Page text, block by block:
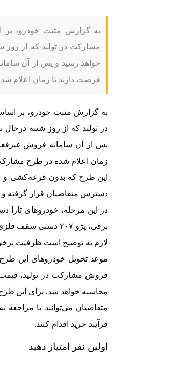
به گزارش مثبت خودرو، بر
خواهد رسید و پس از آن
فرصت دارند تا زمان اعلام
به گزارش مثبت خودرو، بر
پس از آن سامانه فروش
زمان اعلام شده در طرح
این طرح که بدون قرعه‌کشی و
دسترس متقاضیان قرار گرفته و
برقی، پژو ۲۰۷ دستی سقف فلزی، رانا پلاس و دنا پلاس دستی برای متقاضیان عرضه شده‌اند.
لازم به توضیح است ظرفیت
فروش مشارکت در تولید،
محاسبه خواهد شد. برای این طرح نیز سود مشارکت
متقاضیان می‌توانند با
فرآیند خرید اقدام کنند.
اولین نفر امتیاز دهید